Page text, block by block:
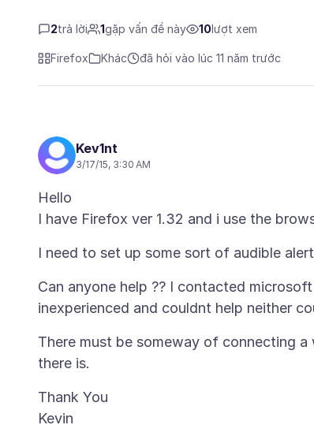
2trả lời 1gặp vấn đề này 10 lượt xem
Firefox Khác đã hỏi vào lúc 11 năm trước
Kev1nt
3/17/15, 3:30 AM
Hello
Can anyone help ?? I contacted
There must be someway of connecting
Thank You